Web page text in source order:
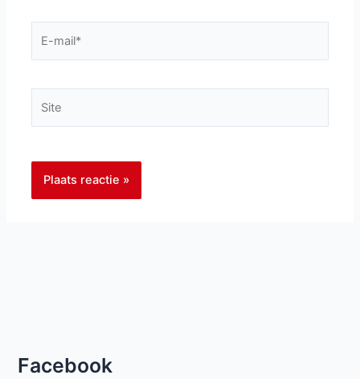
mail*
Facebook